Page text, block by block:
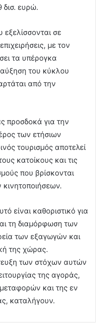
δισ. ευρώ.
εξελίσσονται σε
με τον
τα υπέρογκα
αύξηση του κύκλου
από την
προσδοκά για την
των ετήσιων
τουρισμός αποτελεί
κατοίκους και τις
που βρίσκονται
είναι καθοριστικό για
τη διαμόρφωση των
των εξαγωγών και
της χώρας.
των στόχων αυτών
της αγοράς,
και της εν
καταλήγουν.